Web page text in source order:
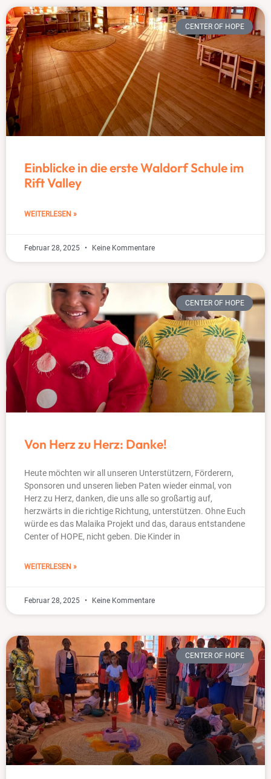
CENTER OF HOPE
Einblicke in die erste Waldorf Schule im
Rift Valley
WEITERLESEN »
Februar 28, 2025 Keine Kommentare
CENTER OF HOPE
Von Herz zu Herz: Danke!
Heute möchten wir all unseren Unterstützern, Förderern,
Sponsoren und unseren lieben Paten wieder einmal, von
Herz zu Herz, danken, die uns alle so großartig auf,
herzwärts in die richtige Richtung, unterstützen. Ohne Euch
würde es das Malaika Projekt und das, daraus entstandene
Center of HOPE, nicht geben. Die Kinder in
WEITERLESEN »
Februar 28, 2025 Keine Kommentare
CENTER OF HOPE